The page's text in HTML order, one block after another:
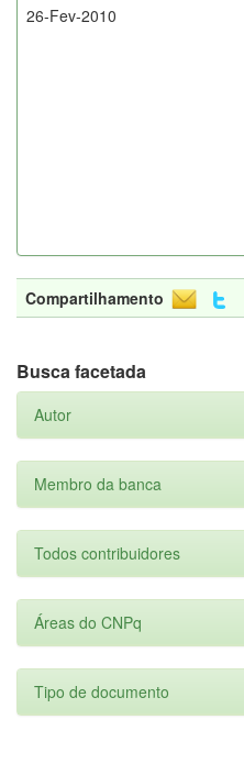
26-Fev-2010
Compartilhamento
Busca facetada
Autor
Membro da banca
Todos contribuidores
Áreas do CNPq
Tipo de documento